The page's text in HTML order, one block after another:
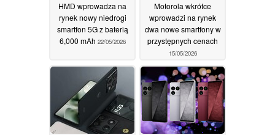
HMD wprowadza na
rynek nowy niedrogi
smartfon 5G z baterią
6,000 mAh 22/05/2026
Motorola wkrótce
wprowadzi na rynek
dwa nowe smartfony w
przystępnych cenach
15/05/2026